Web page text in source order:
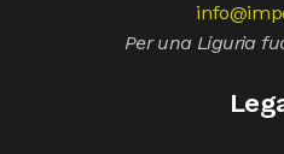
Per una Liguria